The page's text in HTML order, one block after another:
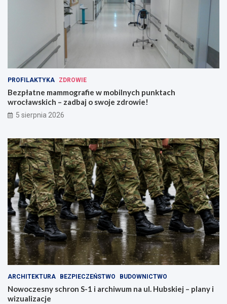
PROFILAKTYKA ZDROWIE
Bezpłatne mammografie w mobilnych punktach
wrocławskich – zadbaj o swoje zdrowie!
5 sierpnia 2026
ARCHITEKTURA BEZPIECZEŃSTWO BUDOWNICTWO
Nowoczesny schron S-1 i archiwum na ul. Hubskiej – plany i
wizualizacje